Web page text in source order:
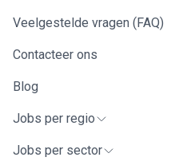
Veelgestelde vragen (FAQ)
Contacteer ons
Blog
Jobs per regio
Jobs per sector